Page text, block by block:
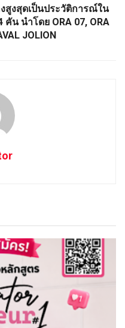
สูงสุดเป็นประวัติการณ์ใน
คัน นำโดย ORA 07, ORA
JOLION